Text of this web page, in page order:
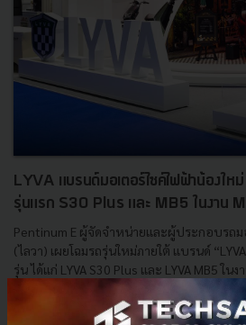
LYVA แบรนด์มอเตอร์ไซค์ไฟฟ้าน้องให
รุ่นแรก S30 Plus และ MB5 ในงาน
Pentinum E ผู้จัดจำหน่ายและผู้ประกอบรถม
(ไลวา) เผยโฉมรถรุ่นใหม่ภายใต้ แบรนด์
รุ่น ได้แก่ LYVA S30 Plus และ LYVA MB5 ในง
| ByTechsauce Team